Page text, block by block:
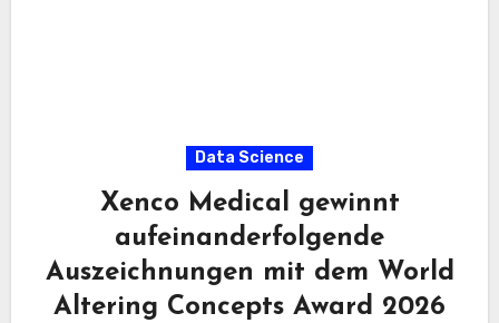
Data Science
Xenco Medical gewinnt
aufeinanderfolgende
Auszeichnungen mit dem World
Altering Concepts Award 2026